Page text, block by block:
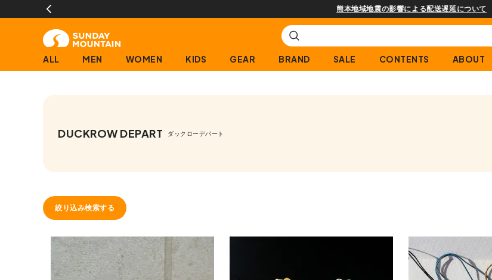
熊本地域地震の影響による配送遅延について
ALL MEN WOMEN KIDS GEAR BRAND SALE CONTENTS ABOUT
DUCKROW DEPART ダックローデパート
絞り込み検索する